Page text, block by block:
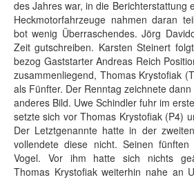
des Jahres war, in die Berichterstattung
Heckmotorfahrzeuge nahmen daran
bot wenig Überraschendes. Jörg
Zeit gutschreiben. Karsten Steinert
bezog Gaststarter Andreas Reich
zusammenliegend, Thomas Krystofiak
als Fünfter. Der Renntag zeichnete
anderes Bild. Uwe Schindler fuhr im
setzte sich vor Thomas Krystofiak (P4)
Der Letztgenannte hatte in der
vollendete diese nicht. Seinen
Vogel. Vor ihm hatte sich nichts
Thomas Krystofiak weiterhin nahe an